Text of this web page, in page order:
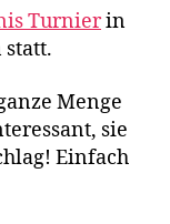
Cup
in
Stuttgart
Turnierin
statt.
Menge
sie
Einfach